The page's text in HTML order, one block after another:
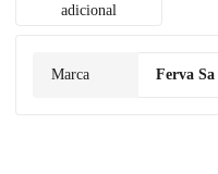
adicional
Marca Ferva Sa